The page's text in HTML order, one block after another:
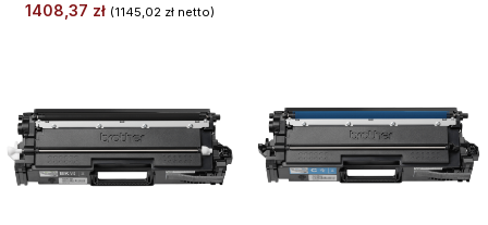
1408,37 zł (1145,02 złnetto)